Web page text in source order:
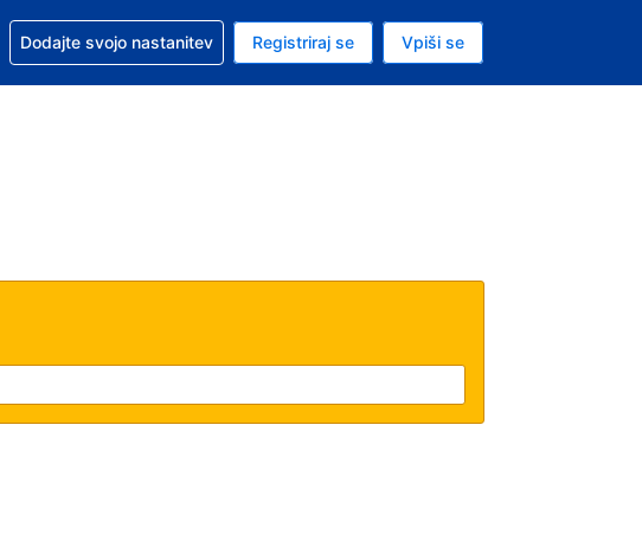
valuta je ameriški dolar
Vaš trenutni jezik je Slovenščini
za pomoč pri rezervaciji
Dodajte svojo nastanitev Registriraj se Vpiši se